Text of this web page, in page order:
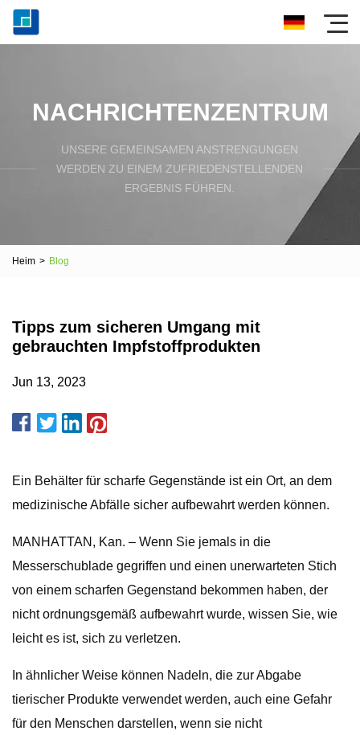
NACHRICHTENZENTRUM
UNSERE GEMEINSAMEN ANSTRENGUNGEN
WERDEN ZU EINEM ZUFRIEDENSTELLENDEN
ERGEBNIS FÜHREN.
Heim > Blog
Tipps zum sicheren Umgang mit
gebrauchten Impfstoffprodukten
Jun 13, 2023
Ein Behälter für scharfe Gegenstände ist ein Ort, an dem
medizinische Abfälle sicher aufbewahrt werden können.
MANHATTAN, Kan. – Wenn Sie jemals in die
Messerschublade gegriffen und einen unerwarteten Stich
von einem scharfen Gegenstand bekommen haben, der
nicht ordnungsgemäß aufbewahrt wurde, wissen Sie, wie
leicht es ist, sich zu verletzen.
In ähnlicher Weise können Nadeln, die zur Abgabe
tierischer Produkte verwendet werden, auch eine Gefahr
für den Menschen darstellen, wenn sie nicht